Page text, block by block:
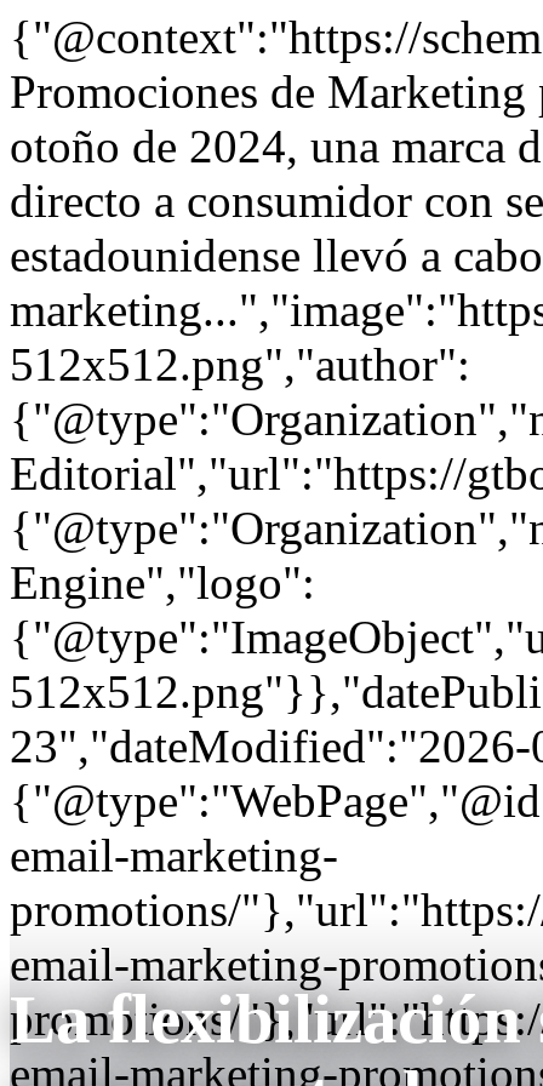
{"@context":"https://
Promociones de
otoño de 2024, una marca
directo a consumidor con
estadounidense llevó a
512x512.png","author":
Editorial","url":"https://
Engine","logo":
email-marketing-
promotions/
email-marketing-
promotions/
email-marketing-
La flexibilización